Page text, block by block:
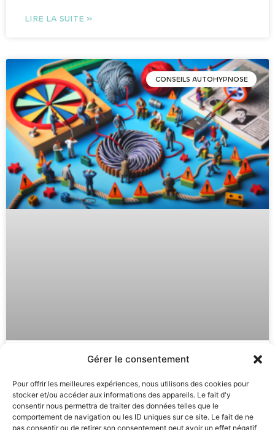
Gérer le consentement
Pour offrir les meilleures expériences, nous utilisons des cookies pour
stocker et/ou accéder aux informations des appareils. Le fait d'y
consentir nous permettra de traiter des données telles que le
comportement de navigation ou les ID uniques sur ce site. Le fait de ne
pas consentir ou de retirer son consentement peut avoir un effet négatif
LIRE LA SUITE »
CONSEILS AUTOHYPNOSE
pour Éviter la Routine et
Progresser